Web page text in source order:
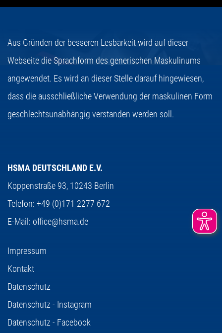
Aus Gründen der besseren Lesbarkeit wird auf dieser
Webseite die Sprachform des generischen Maskulinums
angewendet. Es wird an dieser Stelle darauf hingewiesen,
dass die ausschließliche Verwendung der maskulinen Form
geschlechtsunabhängig verstanden werden soll.
HSMA DEUTSCHLAND E.V.
Koppenstraße 93, 10243 Berlin
Telefon: +49 (0)171 2277 672
E-Mail: office@hsma.de
Impressum
Kontakt
Datenschutz
Datenschutz - Instagram
Datenschutz - Facebook